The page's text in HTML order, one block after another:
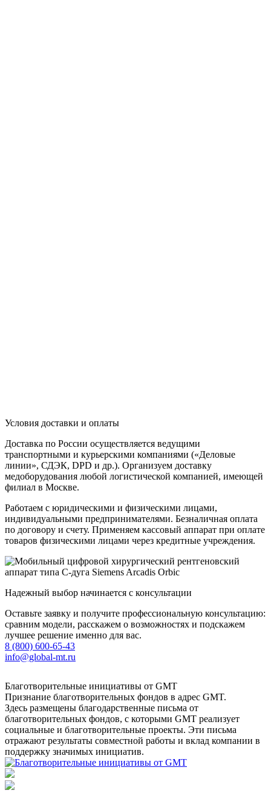
Условия доставки и оплаты
Доставка по России осуществляется ведущими
транспортными и курьерскими компаниями («Деловые
линии», СДЭК, DPD и др.). Организуем доставку
медоборудования любой логистической компанией, имеющей
филиал в Москве.
Работаем с юридическими и физическими лицами,
индивидуальными предпринимателями. Безналичная оплата
по договору и счету. Применяем кассовый аппарат при оплате
товаров физическими лицами через кредитные учреждения.
Надежный выбор начинается с консультации
Оставьте заявку и получите профессиональную консультацию:
сравним модели, расскажем о возможностях и подскажем
лучшее решение именно для вас.
8 (800) 600-65-43
info@global-mt.ru
Благотворительные инициативы от GMT
Признание благотворительных фондов в адрес GMT.
Здесь размещены благодарственные письма от
благотворительных фондов, с которыми GMT реализует
социальные и благотворительные проекты. Эти письма
отражают результаты совместной работы и вклад компании в
поддержку значимых инициатив.